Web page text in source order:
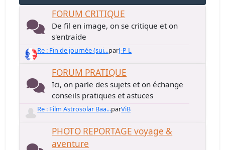
FORUM CRITIQUE
De fil en image, on se critique et on
s'entraide
Re : Fin de journée (sui...parJ-P L
FORUM PRATIQUE
Ici, on parle des sujets et on échange
conseils pratiques et astuces
Re : Film Astrosolar Baa...parViB
PHOTO REPORTAGE voyage &
aventure